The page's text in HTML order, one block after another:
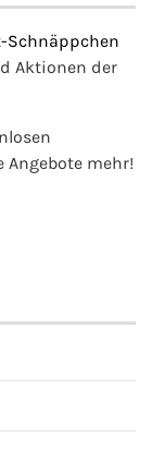
Schnäppchen
Aktionen der
Angebote mehr!